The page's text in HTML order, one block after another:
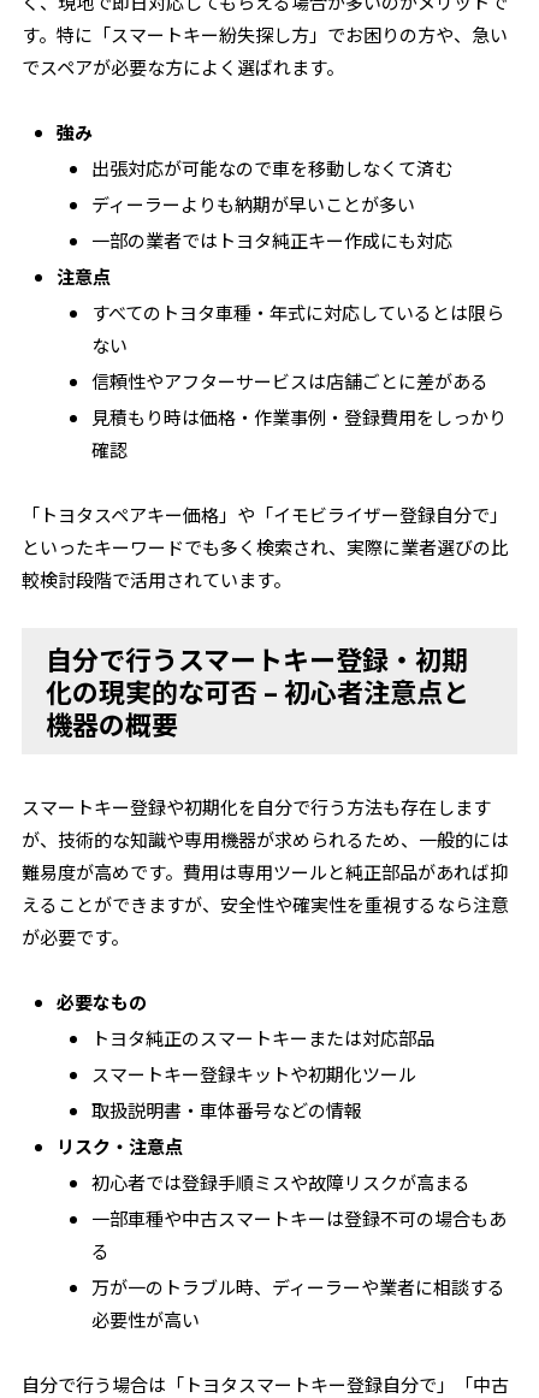
す。特に「スマートキー紛失探し方」でお困りの方や、急い
でスペアが必要な方によく選ばれます。
強み
出張対応が可能なので車を移動しなくて済む
ディーラーよりも納期が早いことが多い
一部の業者ではトヨタ純正キー作成にも対応
注意点
すべてのトヨタ車種・年式に対応しているとは限ら
ない
信頼性やアフターサービスは店舗ごとに差がある
見積もり時は価格・作業事例・登録費用をしっかり
確認
「トヨタスペアキー価格」や「イモビライザー登録自分で」
といったキーワードでも多く検索され、実際に業者選びの比
較検討段階で活用されています。
自分で行うスマートキー登録・初期
化の現実的な可否 – 初心者注意点と
機器の概要
スマートキー登録や初期化を自分で行う方法も存在します
が、技術的な知識や専用機器が求められるため、一般的には
難易度が高めです。費用は専用ツールと純正部品があれば抑
えることができますが、安全性や確実性を重視するなら注意
が必要です。
必要なもの
トヨタ純正のスマートキーまたは対応部品
スマートキー登録キットや初期化ツール
取扱説明書・車体番号などの情報
リスク・注意点
初心者では登録手順ミスや故障リスクが高まる
一部車種や中古スマートキーは登録不可の場合もあ
る
万が一のトラブル時、ディーラーや業者に相談する
必要性が高い
自分で行う場合は「トヨタスマートキー登録自分で」「中古